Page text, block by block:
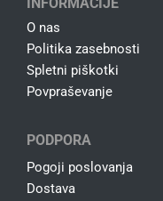
O nas
Politika zasebnosti
Spletni piškotki
Povpraševanje
PODPORA
Pogoji poslovanja
Dostava